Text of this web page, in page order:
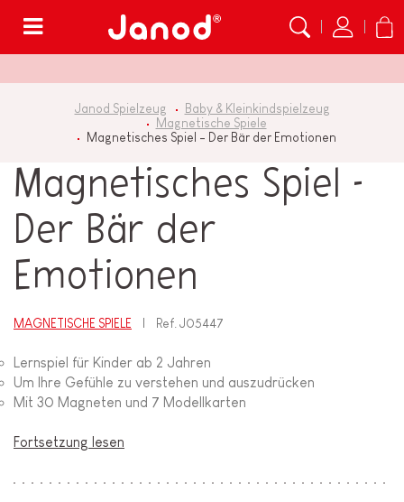
Janod Spielzeug
Baby & Kleinkindspielzeug
Magnetische Spiele
Magnetisches Spiel - Der Bär der Emotionen
Magnetisches Spiel -
Der Bär der
Emotionen
MAGNETISCHE SPIELE Ref.J05447
Lernspiel für Kinder ab 2 Jahren
Um Ihre Gefühle zu verstehen und auszudrücken
Mit 30 Magneten und 7 Modellkarten
Fortsetzung lesen